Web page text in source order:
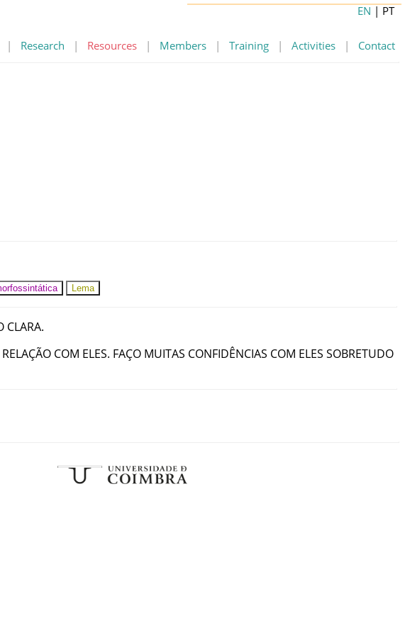
| Research | Resources | Members | Training | Activities | Contact
EN | PT
Lema
CLARA.
RELAÇÃO COM ELES. FAÇO MUITAS CONFIDÊNCIAS COM ELES SOBRETUDO